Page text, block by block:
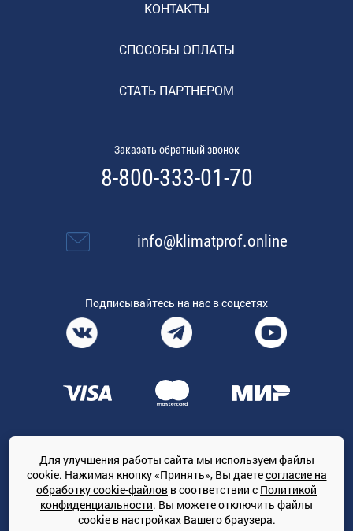
КОНТАКТЫ
СПОСОБЫ ОПЛАТЫ
СТАТЬ ПАРТНЕРОМ
Заказать обратный звонок
8-800-333-01-70
info@klimatprof.online
Подписывайтесь на нас в соцсетях
Общество с ограниченной ответственностью «ТРЕЙДКОН», ОГРН:
1167847364079, 197022, г. Санкт-Петербург, проспект Медиков, 7
КЛИМАТПРОФ.ONLINE - оптовая продажа кондиционеров и
климатической техники на территории РФ
Для улучшения работы сайта мы используем файлы
cookie. Нажимая кнопку «Принять», Вы даетесогласие на
обработку cookie-файлов в соответствии с Политикой
конфиденциальности. Вы можете отключить файлы
cookie в настройках Вашего браузера.